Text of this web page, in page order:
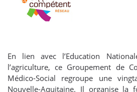
En lien avec l’Education
l’agriculture, ce Groupement de
Médico-Social regroupe une
Nouvelle-Aquitaine. Il organise la